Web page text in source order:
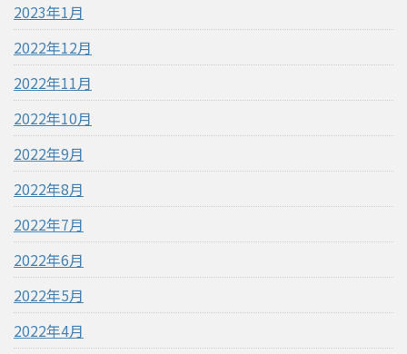
2023年1月
2022年12月
2022年11月
2022年10月
2022年9月
2022年8月
2022年7月
2022年6月
2022年5月
2022年4月